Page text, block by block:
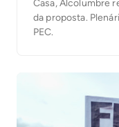
Casa, Alcolumbre
da proposta.
PEC.